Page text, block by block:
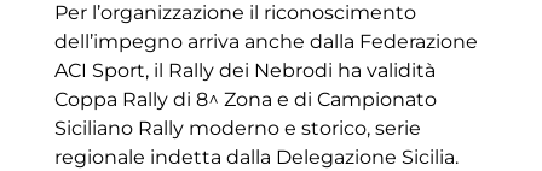
Per l’organizzazione il riconoscimento
dell’impegno arriva anche dalla Federazione
ACI Sport, il Rally dei Nebrodi ha validità
Coppa Rally di 8^ Zona e di Campionato
Siciliano Rally moderno e storico, serie
regionale indetta dalla Delegazione Sicilia.